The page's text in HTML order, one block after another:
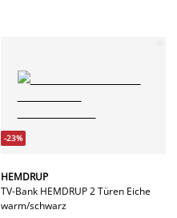
-23%
HEMDRUP
TV-Bank HEMDRUP 2 Türen Eiche
warm/schwarz